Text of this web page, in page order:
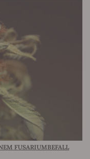
FUSARIUMBEFALL